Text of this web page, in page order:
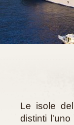
Le isole
distinti l'uno